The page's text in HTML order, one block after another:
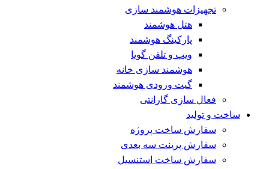
تجهیزات هوشمند سازی
هتل هوشمند
پارکینگ هوشمند
ویپ و تلفن گویا
هوشمند سازی خانه
گیت ورودی هوشمند
فعال سازی گارانتی
ساخت و تولید
سفارش ساخت پروژه
سفارش پرینت سه بعدی
سفارش ساخت استنسیل